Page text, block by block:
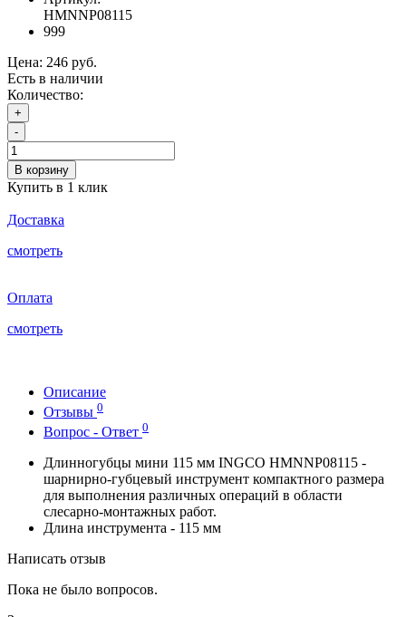
HMNNP08115
999
Цена: 246 руб.
Есть в наличии
Количество:
+
-
В корзину
Купить в 1 клик
Доставка
смотреть
Оплата
смотреть
Описание
Отзывы 0
Вопрос - Ответ 0
Длинногубцы мини 115 мм INGCO HMNNP08115 -
шарнирно-губцевый инструмент компактного размера
для выполнения различных операций в области
слесарно-монтажных работ.
Длина инструмента - 115 мм
Написать отзыв
Пока не было вопросов.